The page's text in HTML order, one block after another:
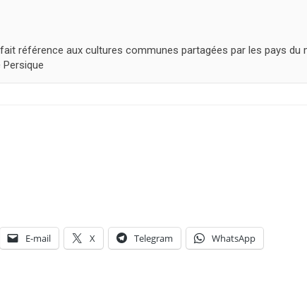
référence aux cultures communes partagées par les pays du
E-mail X Telegram WhatsApp